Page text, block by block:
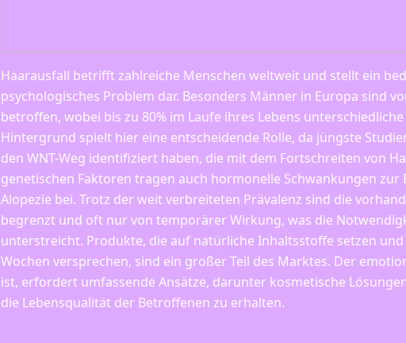
Haarausfall betrifft zahlreiche Menschen weltweit und stellt ein
psychologisches Problem dar. Besonders Männer in Europa sind
betroffen, wobei bis zu 80% im Laufe ihres Lebens
Hintergrund spielt hier eine entscheidende Rolle, da jüngste
den WNT-Weg identifiziert haben, die mit dem Fortschreiten von
genetischen Faktoren tragen auch hormonelle Schwankungen
Alopezie bei. Trotz der weit verbreiteten Prävalenz sind die
begrenzt und oft nur von temporärer Wirkung, was die
unterstreicht. Produkte, die auf natürliche Inhaltsstoffe setzen
Wochen versprechen, sind ein großer Teil des Marktes. Der
ist, erfordert umfassende Ansätze, darunter kosmetische
die Lebensqualität der Betroffenen zu erhalten.